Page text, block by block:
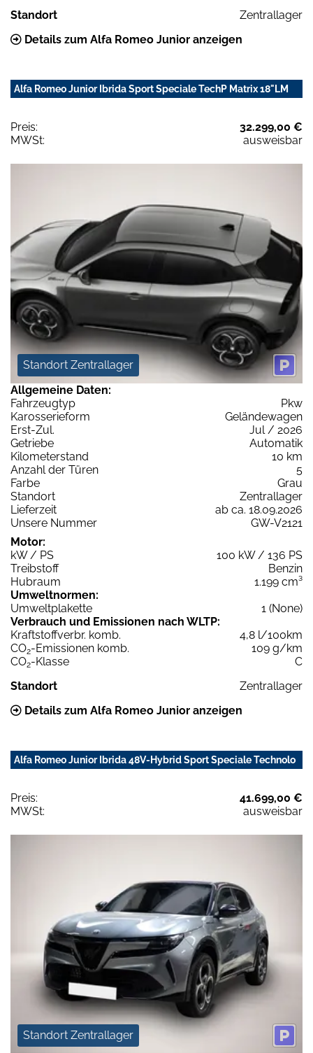
Standort
Zentrallager
Details zum Alfa Romeo Junior anzeigen
Alfa Romeo Junior Ibrida Sport Speciale TechP Matrix 18"LM
Preis:
32.299,00 €
MWSt:
ausweisbar
Standort Zentrallager
Allgemeine Daten:
Fahrzeugtyp
Pkw
Karosserieform
Geländewagen
Erst-Zul.
Jul / 2026
Getriebe
Automatik
Kilometerstand
10 km
Anzahl der Türen
5
Farbe
Grau
Standort
Zentrallager
Lieferzeit
ab ca. 18.09.2026
Unsere Nummer
GW-V2121
Motor:
kW / PS
100 kW / 136 PS
Treibstoff
Benzin
Hubraum
1.199 cm³
Umweltnormen:
Umweltplakette
1 (None)
Verbrauch und Emissionen nach WLTP:
Kraftstoffverbr. komb.
4,8 l/100km
CO2-Emissionen komb.
109 g/km
CO2-Klasse
C
Standort
Zentrallager
Details zum Alfa Romeo Junior anzeigen
Alfa Romeo Junior Ibrida 48V-Hybrid Sport Speciale Technolo
Preis:
41.699,00 €
MWSt:
ausweisbar
Standort Zentrallager